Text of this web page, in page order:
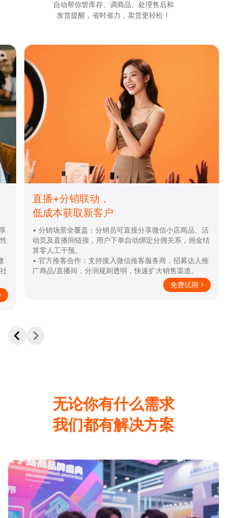
自动帮你管库存、调商品、处理售后和
发货提醒，省时省力，卖货更轻松！
全渠道会员通，
高效沉淀客户资产
全渠道会员打通：消费者在微信小店下单自动成为品牌
会员，享会员价、积分抵现等权益，数据与有赞小程序实
时同步，精准识别用户身份。
​自动化引流私域：在订单发货、售后等关键节点，自动
发送模板消息引导用户加企微/社群，私域转化率提升
免费试用
无论你有什么需求
我们都有解决方案
电商品牌
社群裂变涨粉
沉淀自有粉丝
客户全域信息捕捉